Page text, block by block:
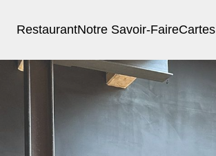
RestaurantNotre Savoir-FaireCartes